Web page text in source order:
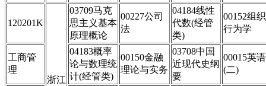
120201K
浙江
03709马克
思主义基本
原理概论
00227公司
法
04184线性
代数(经管
类)
00152组织
行为学
工商管
理
04183概率
论与数理统
计(经管类)
00150金融
理论与实务
03708中国
近现代史纲
要
00015英语
(二)